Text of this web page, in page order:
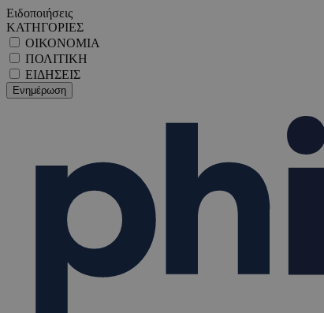
Ειδοποιήσεις
ΚΑΤΗΓΟΡΙΕΣ
ΟΙΚΟΝΟΜΙΑ
ΠΟΛΙΤΙΚΗ
ΕΙΔΗΣΕΙΣ